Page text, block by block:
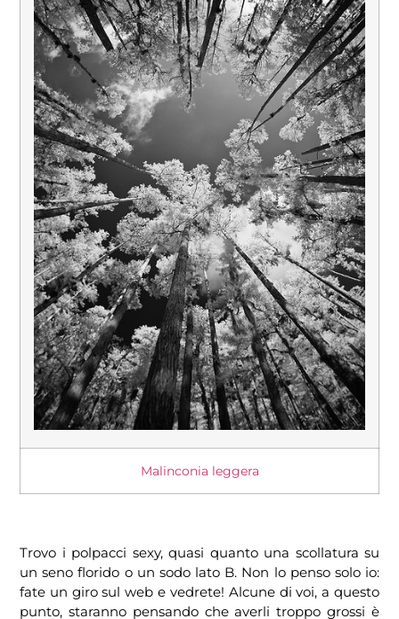
Malinconia leggera
Trovo i polpacci sexy, quasi quanto una scollatura su
un seno florido o un sodo lato B. Non lo penso solo io:
fate un giro sul web e vedrete! Alcune di voi, a questo
punto, staranno pensando che averli troppo grossi è